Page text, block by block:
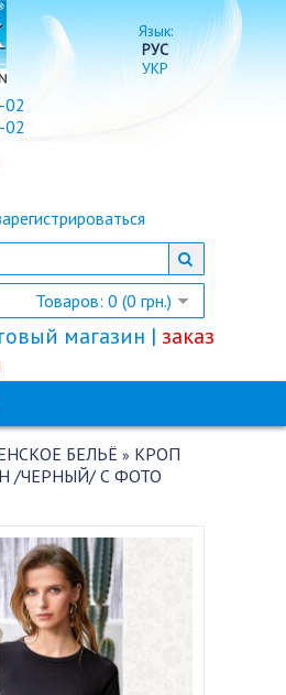
Язык:
РУС
УКР
Товаров: 0 (0 грн.)
02
02
магазин | заказ
БЕЛЬЁ » КРОП
/ЧЕРНЫЙ/ С ФОТО